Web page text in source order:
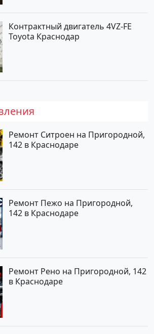
Контрактный двигатель 4VZ-FE
Toyota Краснодар
Ремонт Ситроен на Пригородной,
142 в Краснодаре
Ремонт Пежо на Пригородной,
142 в Краснодаре
Ремонт Рено на Пригородной, 142
в Краснодаре